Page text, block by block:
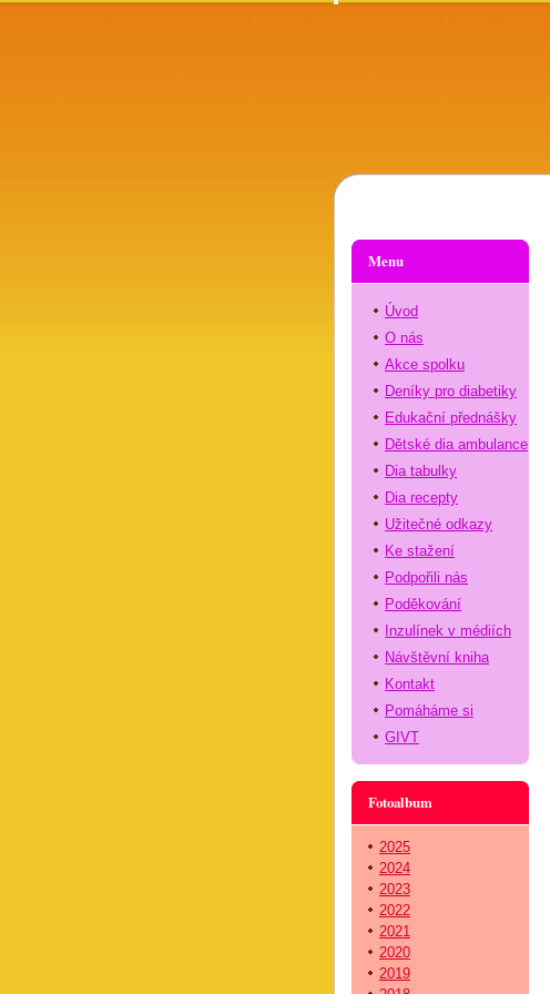
Menu
Úvod
O nás
Akce spolku
Deníky pro diabetiky
Edukační přednášky
Dětské dia ambulance
Dia tabulky
Dia recepty
Užitečné odkazy
Ke stažení
Podpořili nás
Poděkování
Inzulínek v médiích
Návštěvní kniha
Kontakt
Pomáháme si
GIVT
Fotoalbum
2025
2024
2023
2022
2021
2020
2019